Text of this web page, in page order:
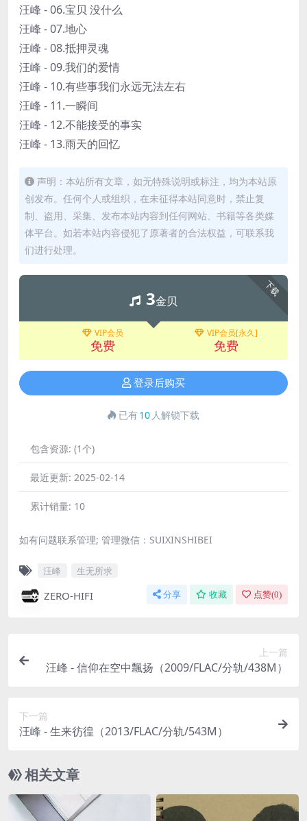
汪峰 - 06.宝贝 没什么
汪峰 - 07.地心
汪峰 - 08.抵押灵魂
汪峰 - 09.我们的爱情
汪峰 - 10.有些事我们永远无法左右
汪峰 - 11.一瞬间
汪峰 - 12.不能接受的事实
汪峰 - 13.雨天的回忆
声明：本站所有文章，如无特殊说明或标注，均为本站原
创发布。任何个人或组织，在未征得本站同意时，禁止复
制、盗用、采集、发布本站内容到任何网站、书籍等各类媒
体平台。如若本站内容侵犯了原著者的合法权益，可联系我
们进行处理。
下载
3金贝
VIP会员
免费
VIP会员[永久]
免费
登录后购买
已有10 人解锁下载
包含资源: (1个)
最近更新: 2025-02-14
累计销量: 10
如有问题联系管理; 管理微信：SUIXINSHIBEI
汪峰 生无所求
ZERO-HIFI 分享 收藏 点赞(0)
上一篇
汪峰 - 信仰在空中飄扬（2009/FLAC/分轨/438M）
下一篇
汪峰 - 生来彷徨（2013/FLAC/分轨/543M）
相关文章